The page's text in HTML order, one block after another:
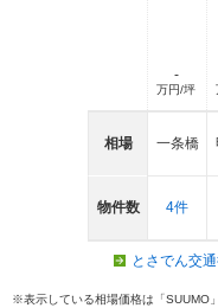
相場
物件数
-
万円/坪
一条橋
4件
とさでん交
※表示している相場価格は「SUUMO